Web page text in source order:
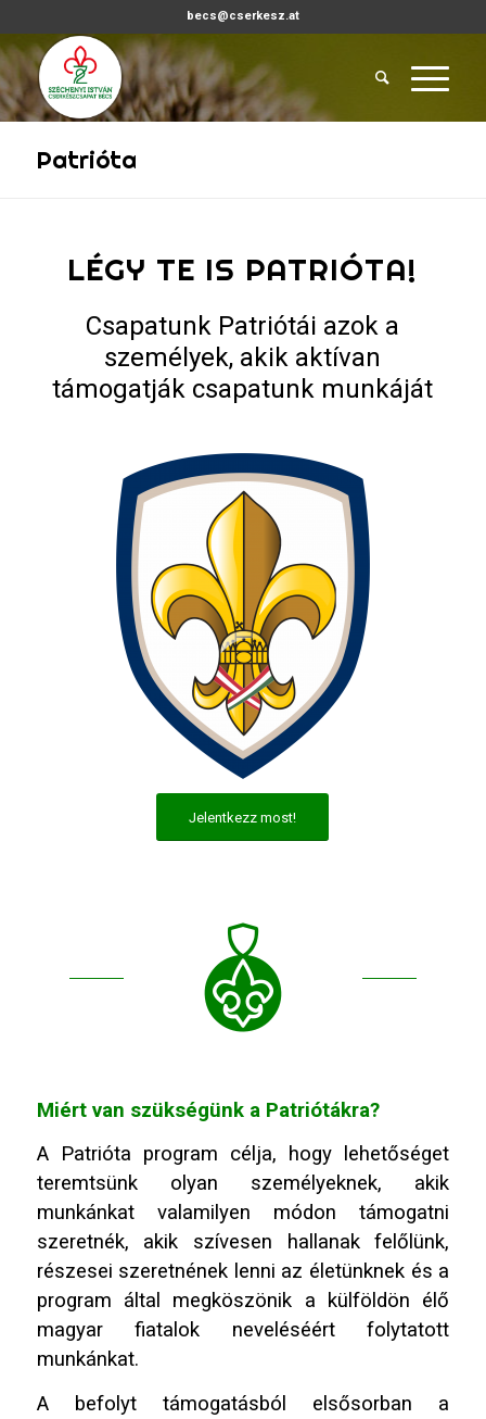
becs@cserkesz.at
Patrióta
LÉGY TE IS PATRIÓTA!
Csapatunk Patriótái azok a
személyek, akik aktívan
támogatják csapatunk munkáját
Jelentkezz most!
Miért van szükségünk a Patriótákra?
A Patrióta program célja, hogy lehetőséget
teremtsünk olyan személyeknek, akik
munkánkat valamilyen módon támogatni
szeretnék, akik szívesen hallanak felőlünk,
részesei szeretnének lenni az életünknek és a
program által megköszönik a külföldön élő
magyar fiatalok neveléséért folytatott
munkánkat.
A befolyt támogatásból elsősorban a